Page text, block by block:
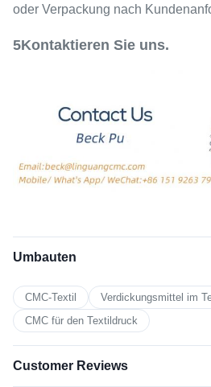
oder Verpackung nach
5Kontaktieren Sie uns.
Umbauten
CMC-Textil
Verdickungsmittel im
CMC für den Textildruck
Customer Reviews